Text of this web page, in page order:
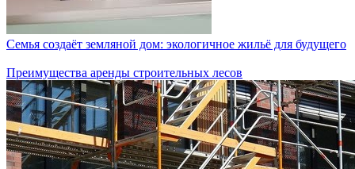
Семья создаёт земляной дом: экологичное жильё для будущего
Преимущества аренды строительных лесов